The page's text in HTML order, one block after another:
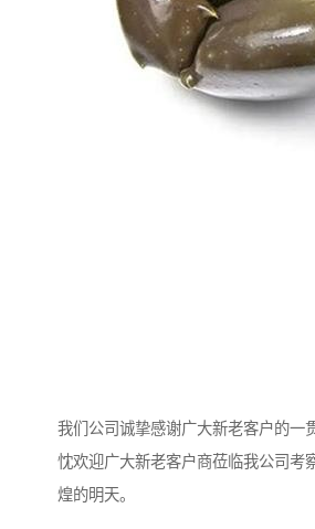
我们公司诚挚感谢广大新老客户的一
忱欢迎广大新老客户商莅临我公司考
煌的明天。